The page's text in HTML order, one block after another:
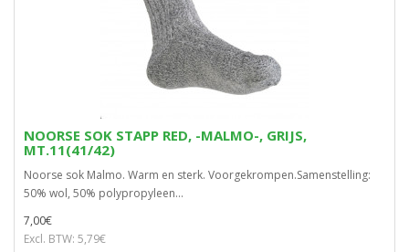
NOORSE SOK STAPP RED, -MALMO-, GRIJS,
MT.11(41/42)
Noorse sok Malmo. Warm en sterk. Voorgekrompen.Samenstelling:
50% wol, 50% polypropyleen...
7,00€
Excl. BTW: 5,79€